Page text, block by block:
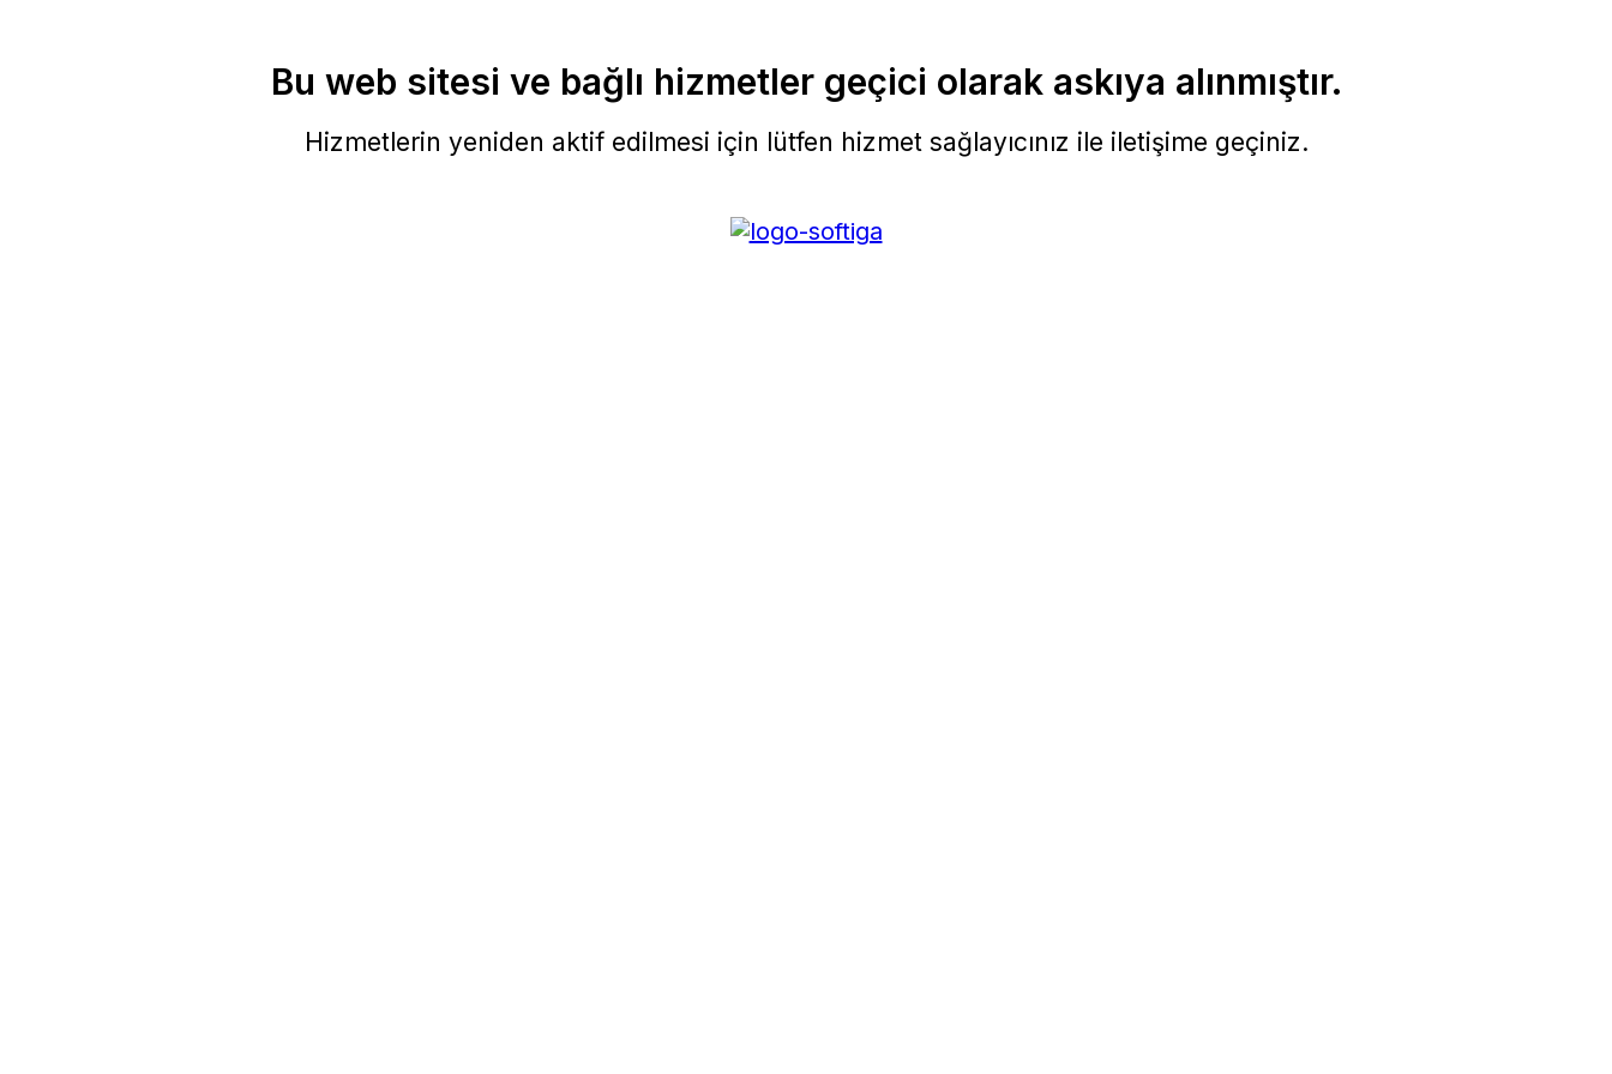
Bu web sitesi ve bağlı hizmetler geçici olarak askıya alınmıştır.
Hizmetlerin yeniden aktif edilmesi için lütfen hizmet sağlayıcınız ile iletişime geçiniz.